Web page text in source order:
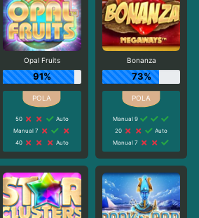
Opal Fruits
91%
50
Auto
Manual 7
40
Auto
Bonanza
73%
Manual 9
20
Auto
Manual 7